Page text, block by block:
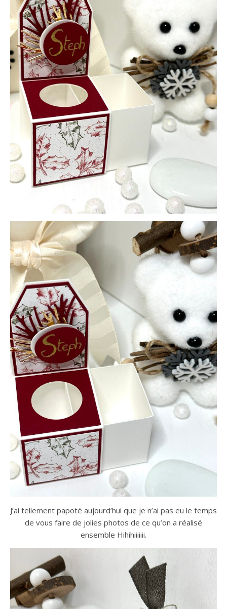
J’ai tellement papoté aujourd’hui que je n’ai pas eu le temps
de vous faire de jolies photos de ce qu’on a réalisé
ensemble Hihihiiiiiii.